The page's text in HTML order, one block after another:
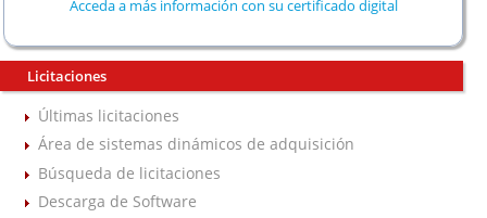
Acceda a más información con su certificado digital
Licitaciones
Últimas licitaciones
Área de sistemas dinámicos de adquisición
Búsqueda de licitaciones
Descarga de Software